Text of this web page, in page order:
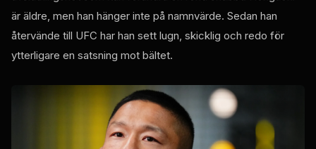
är äldre, men han hänger inte på namnvärde. Sedan han
återvände till UFC har han sett lugn, skicklig och redo för
ytterligare en satsning mot bältet.